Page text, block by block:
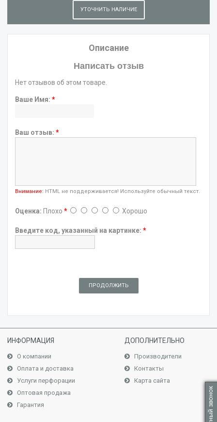
УТОЧНИТЬ НАЛИЧИЕ
Описание
Написать отзыв
Нет отзывов об этом товаре.
Ваше Имя: *
Ваш отзыв: *
Внимание: HTML не поддерживается! Используйте обычный текст.
Оценка: Плохо * Хорошо
Введите код, указанный на картинке: *
ПРОДОЛЖИТЬ
ИНФОРМАЦИЯ
О компании
Оплата и доставка
Услуги перфорации
Оптовая продажа
Гарантия
ДОПОЛНИТЕЛЬНО
Производители
Контакты
Карта сайта